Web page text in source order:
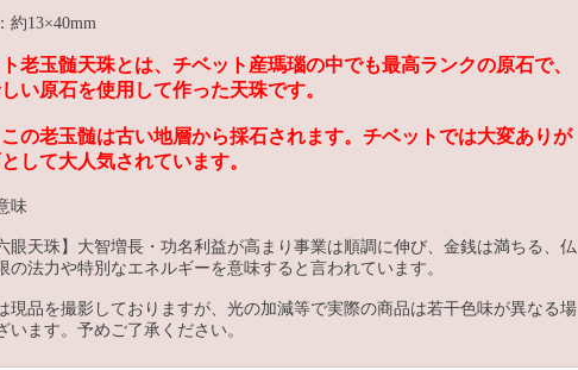
約13×40mm
老玉髄天珠とは、チベット産瑪瑙の中でも最高ランクの原石で、
い原石を使用して作った天珠です。
この老玉髄は古い地層から採石されます。チベットでは大変ありが
して大人気されています。
味
眼天珠】大智増長・功名利益が高まり事業は順調に伸び、金銭は満ちる、仏
の法力や特別なエネルギーを意味すると言われています。
現品を撮影しておりますが、光の加減等で実際の商品は若干色味が異なる場
います。予めご了承ください。